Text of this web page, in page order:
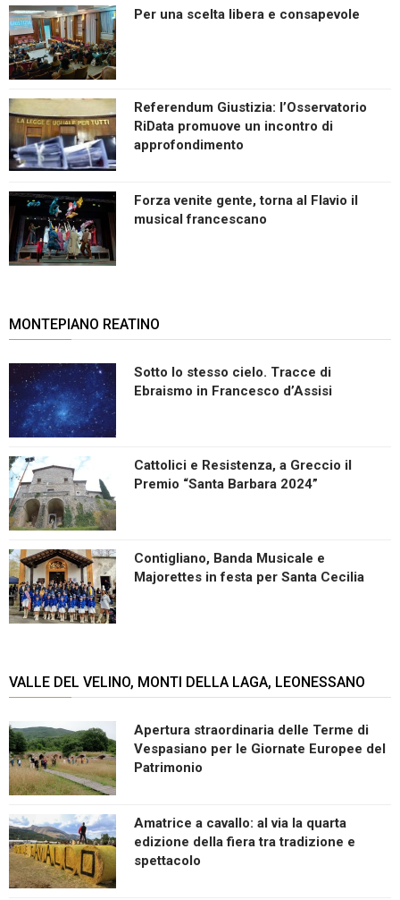
Per una scelta libera e consapevole
Referendum Giustizia: l’Osservatorio
RiData promuove un incontro di
approfondimento
Forza venite gente, torna al Flavio il
musical francescano
MONTEPIANO REATINO
Sotto lo stesso cielo. Tracce di
Ebraismo in Francesco d’Assisi
Cattolici e Resistenza, a Greccio il
Premio “Santa Barbara 2024”
Contigliano, Banda Musicale e
Majorettes in festa per Santa Cecilia
VALLE DEL VELINO, MONTI DELLA LAGA, LEONESSANO
Apertura straordinaria delle Terme di
Vespasiano per le Giornate Europee del
Patrimonio
Amatrice a cavallo: al via la quarta
edizione della fiera tra tradizione e
spettacolo